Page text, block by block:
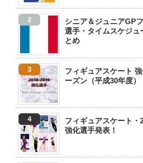
シニア＆ジュニアGP
選手・タイムスケジュ
とめ
フィギュアスケート
ーズン（平成30年度）
フィギュアスケート・
強化選手発表！